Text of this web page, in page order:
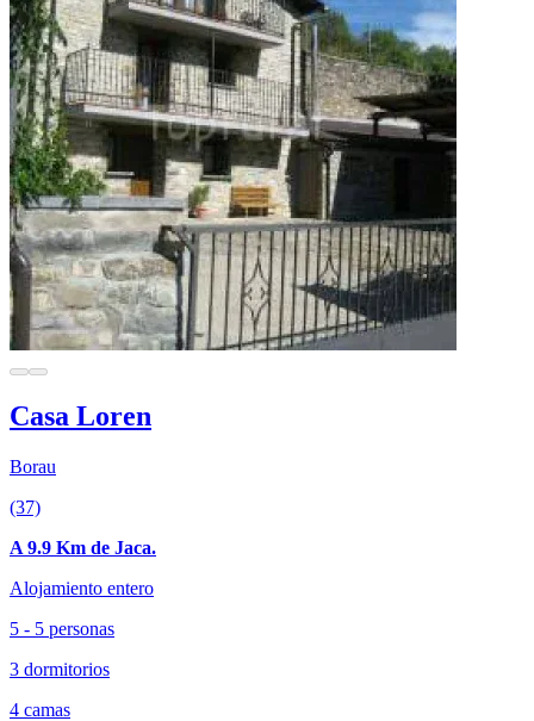
Casa Loren
Borau
(37)
A 9.9 Km de Jaca.
Alojamiento entero
5 - 5 personas
3 dormitorios
4 camas